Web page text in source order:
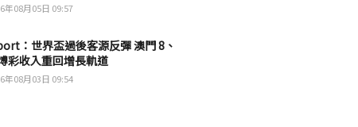
年08月05日 09:57
：世界盃過後客源反彈 澳門 8、
彩收入重回增長軌道
年08月03日 09:54